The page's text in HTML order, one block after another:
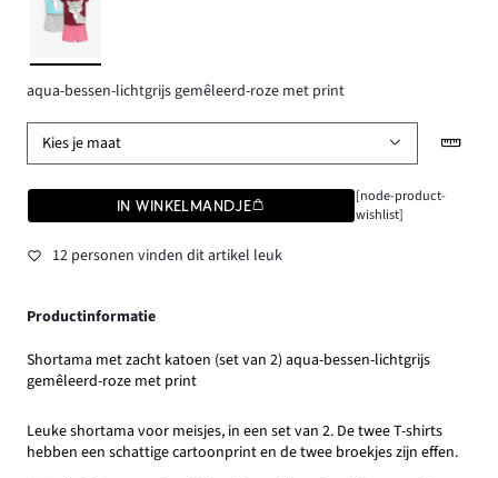
aqua-bessen-lichtgrijs gemêleerd-roze met print
Kies je maat
IN WINKELMANDJE
[node-product-
wishlist]
12 personen vinden dit artikel leuk
Productinformatie
Shortama met zacht katoen (set van 2) aqua-bessen-lichtgrijs
gemêleerd-roze met print
Leuke shortama voor meisjes, in een set van 2. De twee T-shirts
hebben een schattige cartoonprint en de twee broekjes zijn effen.